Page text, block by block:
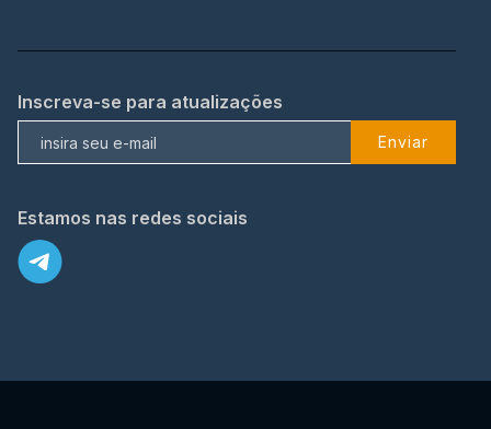
Inscreva-se para atualizações
Enviar
Estamos nas redes sociais